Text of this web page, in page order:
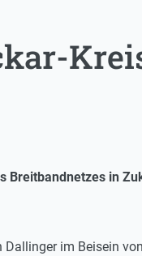
Breitbandnetzes in
im Beisein